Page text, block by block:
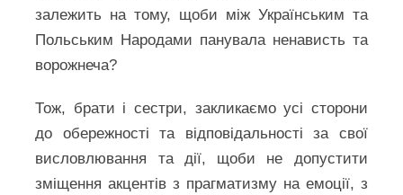
залежить на тому, щоби між Українським та
Польським Народами панувала ненависть та
ворожнеча?
Тож, брати і сестри, закликаємо усі сторони
до обережності та відповідальності за свої
висловлювання та дії, щоби не допустити
зміщення акцентів з прагматизму на емоції, з